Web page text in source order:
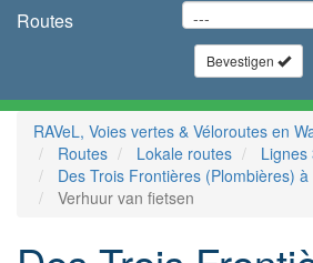
Routes
Bevestigen
RAVeL, Voies vertes & Véloroutes en
Routes
Lokale routes
Lignes
Des Trois Frontières (Plombières)
Verhuur van fietsen